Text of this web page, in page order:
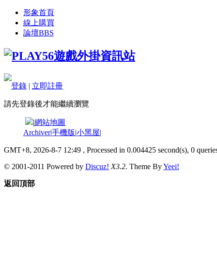
形象首頁
線上購買
論壇BBS
登錄 | 立即註冊
請先登錄後才能繼續瀏覽
|網站地圖
Archiver|手機版|小黑屋|
GMT+8, 2026-8-7 12:49 , Processed in 0.004425 second(s), 0
© 2001-2011 Powered by Discuz! X3.2. Theme ByYeei!
返回頂部